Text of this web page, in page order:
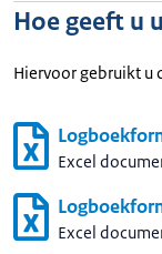
Hoe geeft u
Hiervoor gebruikt u
Excel
Excel